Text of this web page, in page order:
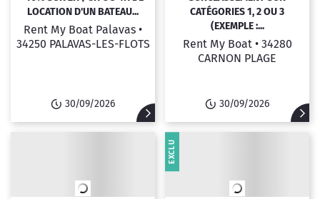
LOCATION D'UN BATEAU...
Rent My Boat Palavas •
34250 PALAVAS-LES-FLOTS
30/09/2026
CATÉGORIES 1, 2 OU 3
(EXEMPLE :...
Rent My Boat • 34280
CARNON PLAGE
30/09/2026
EXCLU